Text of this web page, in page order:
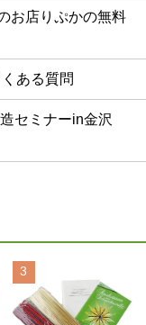
お店りぷかの無料
ある質問
セミナーin金沢
3